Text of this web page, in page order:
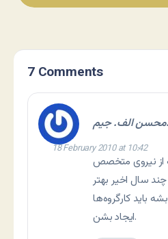
7 Comments
محسن الف. جیم.
18 February 2010 at 10:42
از نیروی متخصص
سال اخیر بهتر
باید کارگروه‌ها
ایجاد بشن.